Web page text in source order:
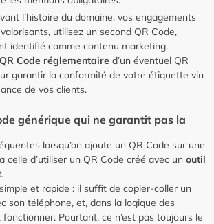
l’histoire du domaine, vos engagements
utilisez un second QR Code,
identifié comme contenu marketing.
Code réglementaire d’un éventuel QR
garantir la conformité de votre étiquette vin
de vos clients.
générique qui ne garantit pas la
lorsqu’on ajoute un QR Code sur une
celle d’utiliser un QR Code créé avec un outil
.
et rapide : il suffit de copier-coller un
son téléphone, et, dans la logique des
Pourtant, ce n’est pas toujours le